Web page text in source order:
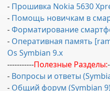
- Прошивка Nokia 5630
- Помощь новичкам в
-Форматирование
- Оперативная память
Os Symbian 9.x
-----------Полезные Разделы:
- Вопросы и ответы
- Общий форум (Symbian